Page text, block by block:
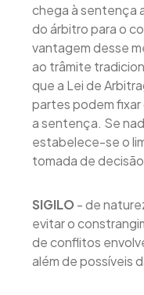
chega à sentença
do árbitro para o
vantagem desse
ao trâmite
que a Lei de
partes podem
a sentença. Se
estabelece-se o
tomada de
SIGILO - de
evitar o
de conflitos
além de possíveis